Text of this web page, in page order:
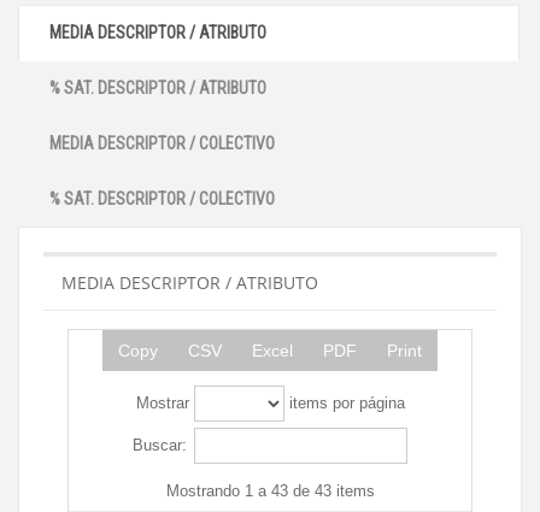
MEDIA DESCRIPTOR / ATRIBUTO
% SAT. DESCRIPTOR / ATRIBUTO
MEDIA DESCRIPTOR / COLECTIVO
% SAT. DESCRIPTOR / COLECTIVO
MEDIA DESCRIPTOR / ATRIBUTO
Copy CSV Excel PDF Print
Mostrar items por página
Buscar:
Mostrando 1 a 43 de 43 items